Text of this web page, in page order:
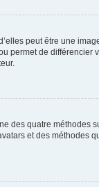
peut être une
de différencier
quatre méthodes
et des méthodes